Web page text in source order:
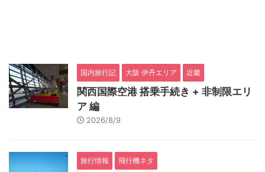
国内旅行記 大阪 伊丹エリア 近畿
関西国際空港 搭乗手続き + 非制限エリ
ア 編
2026/8/9
旅行情報 飛行機ネタ